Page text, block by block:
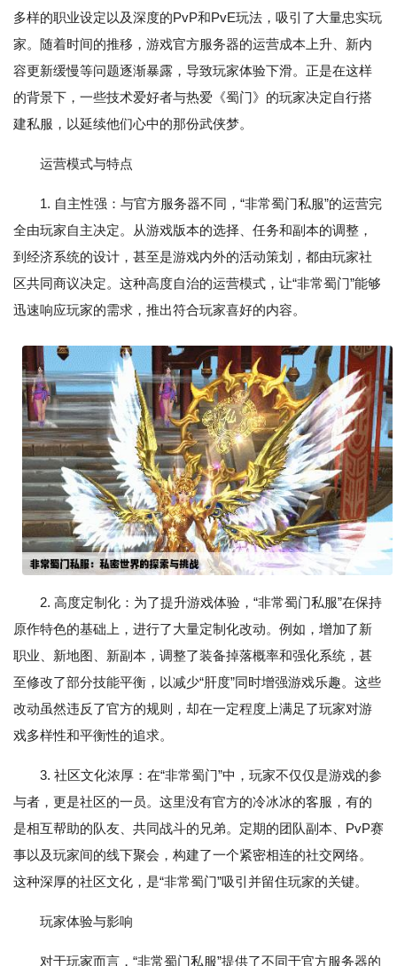
多样的职业设定以及深度的PvP和PvE玩法，吸引了大量忠实玩
家。随着时间的推移，游戏官方服务器的运营成本上升、新内
容更新缓慢等问题逐渐暴露，导致玩家体验下滑。正是在这样
的背景下，一些技术爱好者与热爱《蜀门》的玩家决定自行搭
建私服，以延续他们心中的那份武侠梦。
运营模式与特点
1. 自主性强：与官方服务器不同，“非常蜀门私服”的运营完
全由玩家自主决定。从游戏版本的选择、任务和副本的调整，
到经济系统的设计，甚至是游戏内外的活动策划，都由玩家社
区共同商议决定。这种高度自治的运营模式，让“非常蜀门”能够
迅速响应玩家的需求，推出符合玩家喜好的内容。
2. 高度定制化：为了提升游戏体验，“非常蜀门私服”在保持
原作特色的基础上，进行了大量定制化改动。例如，增加了新
职业、新地图、新副本，调整了装备掉落概率和强化系统，甚
至修改了部分技能平衡，以减少“肝度”同时增强游戏乐趣。这些
改动虽然违反了官方的规则，却在一定程度上满足了玩家对游
戏多样性和平衡性的追求。
3. 社区文化浓厚：在“非常蜀门”中，玩家不仅仅是游戏的参
与者，更是社区的一员。这里没有官方的冷冰冰的客服，有的
是相互帮助的队友、共同战斗的兄弟。定期的团队副本、PvP赛
事以及玩家间的线下聚会，构建了一个紧密相连的社交网络。
这种深厚的社区文化，是“非常蜀门”吸引并留住玩家的关键。
玩家体验与影响
对于玩家而言，“非常蜀门私服”提供了不同于官方服务器的